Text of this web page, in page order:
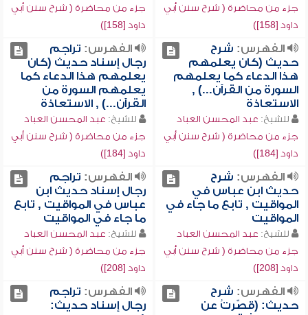
جزء من محاضرة ( شرح سنن أبي
داود [158])
جزء من محاضرة ( شرح سنن أبي
داود [158])
الفهرس: شرح
حديث (كان يعلمهم
هذا الدعاء كما يعلمهم
السورة من القرآن...) ,
الاستعاذة
للشيخ: عبد المحسن العباد
جزء من محاضرة ( شرح سنن أبي
داود [184])
الفهرس: تراجم
رجال إسناد حديث (كان
يعلمهم هذا الدعاء كما
يعلمهم السورة من
القرآن...) , الاستعاذة
للشيخ: عبد المحسن العباد
جزء من محاضرة ( شرح سنن أبي
داود [184])
الفهرس: شرح
حديث ابن عباس في
المواقيت , تابع ما جاء في
المواقيت
للشيخ: عبد المحسن العباد
جزء من محاضرة ( شرح سنن أبي
داود [208])
الفهرس: تراجم
رجال إسناد حديث ابن
عباس في المواقيت , تابع
ما جاء في المواقيت
للشيخ: عبد المحسن العباد
جزء من محاضرة ( شرح سنن أبي
داود [208])
الفهرس: شرح
حديث: (قصّرتُ عن
الفهرس: تراجم
رجال إسناد حديث: